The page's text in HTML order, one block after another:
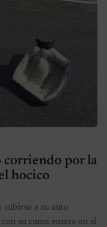
corriendo por la
hocico
a su auto
su cama entera en el